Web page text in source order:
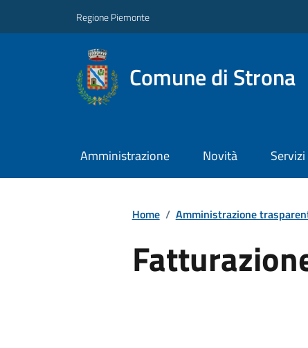
Regione Piemonte
Comune di Strona
Amministrazione Novità Servizi
Home / Amministrazione